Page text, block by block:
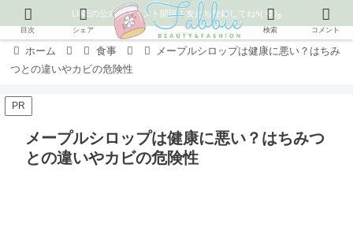
LINEの公式アカウント開設！友だち登録してね٩( ᐛ )و
ホーム 食事
メープルシロップは健康に悪い？はちみ
つとの違いやカビの危険性
PR
メープルシロップは健康に悪い？はちみつ
との違いやカビの危険性
目次 シェア 検索 コメント